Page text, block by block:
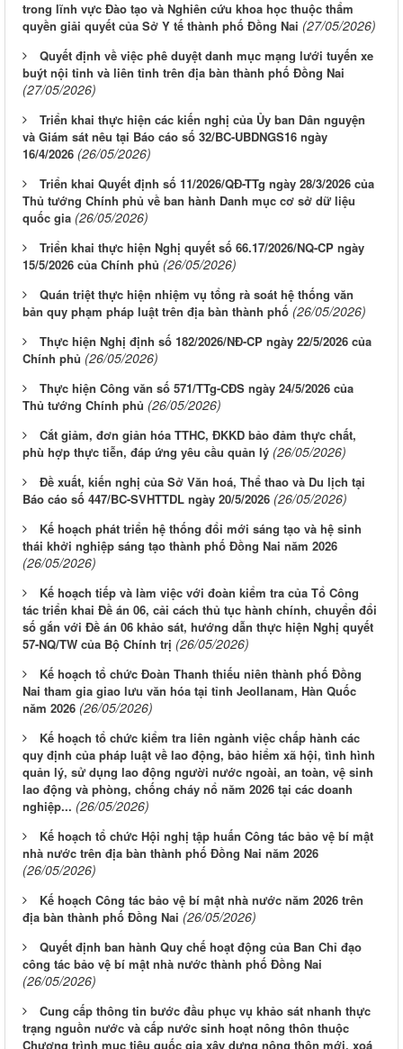
trong lĩnh vực Đào tạo và Nghiên cứu khoa học thuộc thẩm
quyền giải quyết của Sở Y tế thành phố Đồng Nai (27/05/2026)
Quyết định về việc phê duyệt danh mục mạng lưới tuyến xe
buýt nội tỉnh và liên tỉnh trên địa bàn thành phố Đồng Nai
(27/05/2026)
Triển khai thực hiện các kiến nghị của Ủy ban Dân nguyện
và Giám sát nêu tại Báo cáo số 32/BC-UBDNGS16 ngày
16/4/2026 (26/05/2026)
Triển khai Quyết định số 11/2026/QĐ-TTg ngày 28/3/2026 của
Thủ tướng Chính phủ về ban hành Danh mục cơ sở dữ liệu
quốc gia (26/05/2026)
Triển khai thực hiện Nghị quyết số 66.17/2026/NQ-CP ngày
15/5/2026 của Chính phủ (26/05/2026)
Quán triệt thực hiện nhiệm vụ tổng rà soát hệ thống văn
bản quy phạm pháp luật trên địa bàn thành phố (26/05/2026)
Thực hiện Nghị định số 182/2026/NĐ-CP ngày 22/5/2026 của
Chính phủ (26/05/2026)
Thực hiện Công văn số 571/TTg-CĐS ngày 24/5/2026 của
Thủ tướng Chính phủ (26/05/2026)
Cắt giảm, đơn giản hóa TTHC, ĐKKD bảo đảm thực chất,
phù hợp thực tiễn, đáp ứng yêu cầu quản lý (26/05/2026)
Đề xuất, kiến nghị của Sở Văn hoá, Thể thao và Du lịch tại
Báo cáo số 447/BC-SVHTTDL ngày 20/5/2026 (26/05/2026)
Kế hoạch phát triển hệ thống đổi mới sáng tạo và hệ sinh
thái khởi nghiệp sáng tạo thành phố Đồng Nai năm 2026
(26/05/2026)
Kế hoạch tiếp và làm việc với đoàn kiểm tra của Tổ Công
tác triển khai Đề án 06, cải cách thủ tục hành chính, chuyển đổi
số gắn với Đề án 06 khảo sát, hướng dẫn thực hiện Nghị quyết
57-NQ/TW của Bộ Chính trị (26/05/2026)
Kế hoạch tổ chức Đoàn Thanh thiếu niên thành phố Đồng
Nai tham gia giao lưu văn hóa tại tỉnh Jeollanam, Hàn Quốc
năm 2026 (26/05/2026)
Kế hoạch tổ chức kiểm tra liên ngành việc chấp hành các
quy định của pháp luật về lao động, bảo hiểm xã hội, tình hình
quản lý, sử dụng lao động người nước ngoài, an toàn, vệ sinh
lao động và phòng, chống cháy nổ năm 2026 tại các doanh
nghiệp... (26/05/2026)
Kế hoạch tổ chức Hội nghị tập huấn Công tác bảo vệ bí mật
nhà nước trên địa bàn thành phố Đồng Nai năm 2026
(26/05/2026)
Kế hoạch Công tác bảo vệ bí mật nhà nước năm 2026 trên
địa bàn thành phố Đồng Nai (26/05/2026)
Quyết định ban hành Quy chế hoạt động của Ban Chỉ đạo
công tác bảo vệ bí mật nhà nước thành phố Đồng Nai
(26/05/2026)
Cung cấp thông tin bước đầu phục vụ khảo sát nhanh thực
trạng nguồn nước và cấp nước sinh hoạt nông thôn thuộc
Chương trình mục tiêu quốc gia xây dựng nông thôn mới, xoá